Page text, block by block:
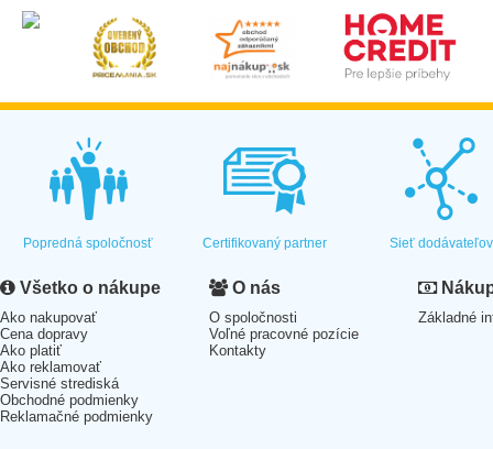
Popredná spoločnosť Certifikovaný partner Sieť dodávateľov
Všetko o nákupe
Ako nakupovať
Cena dopravy
Ako platiť
Ako reklamovať
Servisné strediská
Obchodné podmienky
Reklamačné podmienky
O nás
O spoločnosti
Voľné pracovné pozície
Kontakty
Základné